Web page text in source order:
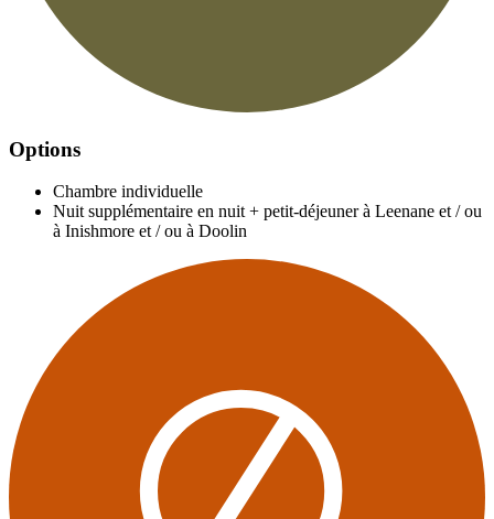
Options
Chambre individuelle
Nuit supplémentaire en nuit + petit-déjeuner à Leenane et / ou
à Inishmore et / ou à Doolin